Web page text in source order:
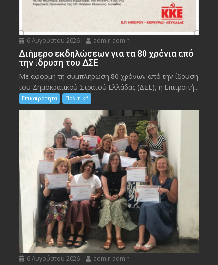
6 Αυγούστου 2026 admin admin
Διήμερο εκδηλώσεων για τα 80 χρόνια από
την ίδρυση του ΔΣΕ
Με αφορμή τη συμπλήρωση 80 χρόνων από την ίδρυση
του Δημοκρατικού Στρατού Ελλάδας (ΔΣΕ), η Επιτροπή...
Επικαιρότητα Πολιτική
6 Αυγούστου 2026 admin admin